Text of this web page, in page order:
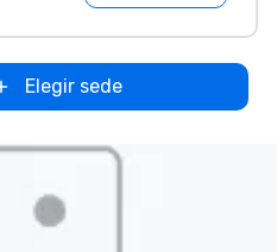
Elegir sede